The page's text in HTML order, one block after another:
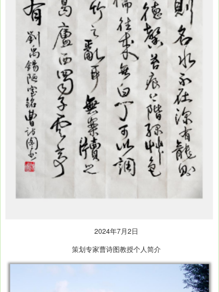
2024年7月2日
策划专家曹诗图教授个人简介